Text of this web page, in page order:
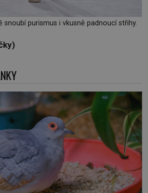
snoubí purismus i vkusně padnoucí střihy.